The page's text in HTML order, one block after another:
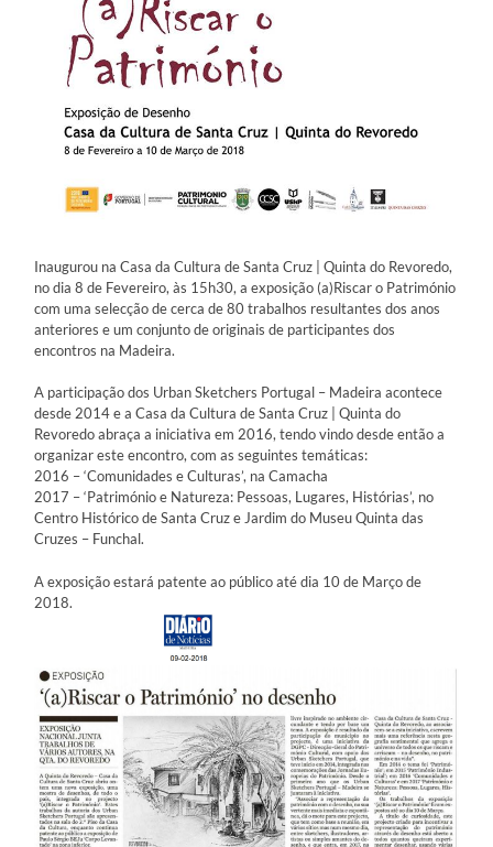
Inaugurou na Casa da Cultura de Santa Cruz | Quinta do Revoredo,
no dia 8 de Fevereiro, às 15h30, a exposição (a)Riscar o Património
com uma selecção de cerca de 80 trabalhos resultantes dos anos
anteriores e um conjunto de originais de participantes dos
encontros na Madeira.
A participação dos Urban Sketchers Portugal – Madeira acontece
desde 2014 e a Casa da Cultura de Santa Cruz | Quinta do
Revoredo abraça a iniciativa em 2016, tendo vindo desde então a
organizar este encontro, com as seguintes temáticas:
2016 – ‘Comunidades e Culturas’, na Camacha
2017 – ‘Património e Natureza: Pessoas, Lugares, Histórias’, no
Centro Histórico de Santa Cruz e Jardim do Museu Quinta das
Cruzes – Funchal.
A exposição estará patente ao público até dia 10 de Março de
2018.